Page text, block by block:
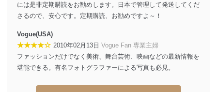
には是非定期購読をお勧めします。日本で管理して発送してくだ
さるので、安心です。定期購読、お勧めですよ～！
Vogue(USA)
★★★★☆ 2010年02月13日 Vogue Fan 専業主婦
ファッションだけでなく美術、舞台芸術、映画などの最新情報を
堪能できる。有名フォトグラファーによる写真も必見。